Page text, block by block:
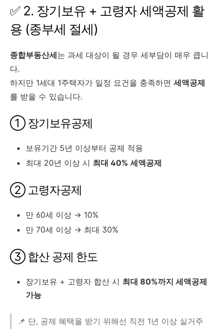
✅ 2. 장기보유 + 고령자 세액공제 활
용 (종부세 절세)
종합부동산세는 과세 대상이 될 경우 세부담이 매우 큽니
다.
하지만 1세대 1주택자가 일정 요건을 충족하면 세액공제
를 받을 수 있습니다.
① 장기보유공제
보유기간 5년 이상부터 공제 적용
최대 20년 이상 시 최대 40% 세액공제
② 고령자공제
만 60세 이상 → 10%
만 70세 이상 → 최대 30%
③ 합산 공제 한도
장기보유 + 고령자 합산 시 최대 80%까지 세액공제
가능
📌 단, 공제 혜택을 받기 위해선 직전 1년 이상 실거주